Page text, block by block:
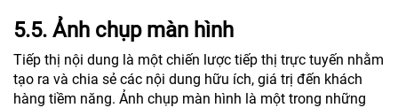
5.5. Ảnh chụp màn hình
Tiếp thị nội dung là một chiến lược tiếp thị trực tuyến nhằm
tạo ra và chia sẻ các nội dung hữu ích, giá trị đến khách
hàng tiềm năng. Ảnh chụp màn hình là một trong những